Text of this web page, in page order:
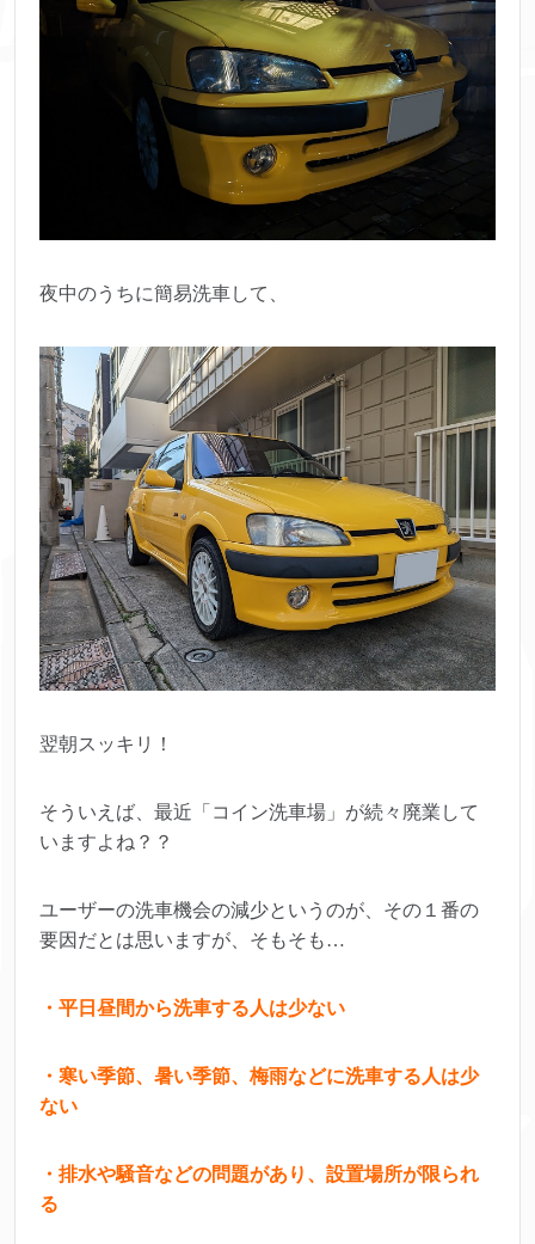
夜中のうちに簡易洗車して、
翌朝スッキリ！
そういえば、最近「コイン洗車場」が続々廃業して
いますよね？？
ユーザーの洗車機会の減少というのが、その１番の
要因だとは思いますが、そもそも…
・平日昼間から洗車する人は少ない
・寒い季節、暑い季節、梅雨などに洗車する人は少
ない
・排水や騒音などの問題があり、設置場所が限られ
る